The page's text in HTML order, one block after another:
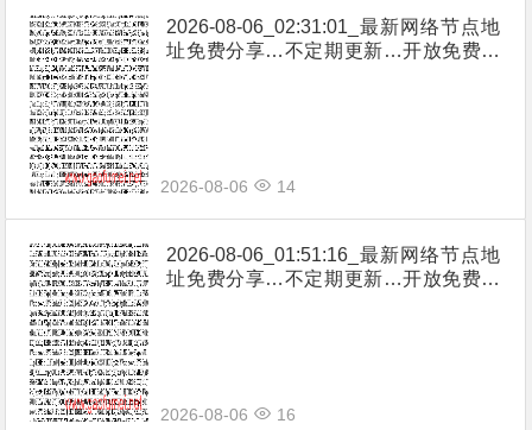
2026-08-06_02:31:01_最新网络节点地
址免费分享…不定期更新…开放免费分
2026-08-06 14
2026-08-06_01:51:16_最新网络节点地
址免费分享…不定期更新…开放免费分
2026-08-06 16